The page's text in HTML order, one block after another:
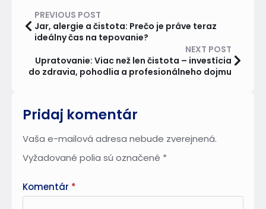
PREVIOUS POST
Jar, alergie a čistota: Prečo je práve teraz
ideálny čas na tepovanie?
NEXT POST
Upratovanie: Viac než len čistota – investícia
do zdravia, pohodlia a profesionálneho dojmu
Pridaj komentár
Vaša e-mailová adresa nebude zverejnená.
Vyžadované polia sú označené *
Komentár *